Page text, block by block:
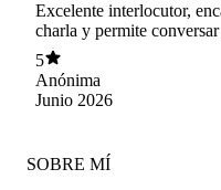
Excelente interlocutor,
charla y permite conversar
fluida. Al final da
manera detallada el plan a
dudas. Muy satisfecho y lo
5
Anónima
Junio 2026
SOBRE MÍ